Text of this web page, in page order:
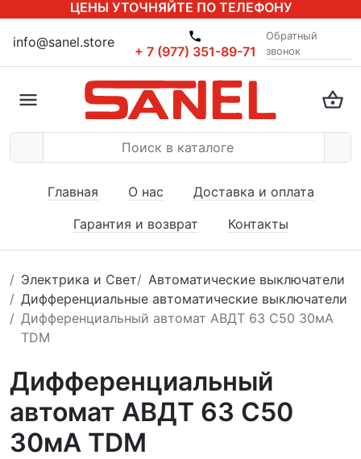
ЦЕНЫ УТОЧНЯЙТЕ ПО ТЕЛЕФОНУ
info@sanel.store
+ 7 (977) 351-89-71
Обратный
звонок
Главная О нас
Доставка и оплата
Гарантия и возврат
Контакты
Электрика и Свет
Автоматические выключатели
Дифференциальные автоматические выключатели
Дифференциальный автомат АВДТ 63 C50 30мА
TDM
Дифференциальный
автомат АВДТ 63 C50
30мА TDM